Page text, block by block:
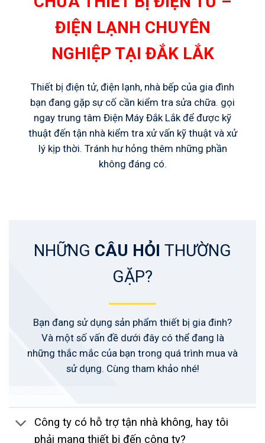
ĐIỆN LẠNH CHUYÊN
NGHIỆP TẠI ĐẮK LẮK
Thiết bị điện tử, điện lạnh, nhà bếp của gia đình
bạn đang gặp sự cố cần kiểm tra sửa chữa. gọi
ngay trung tâm Điện Máy Đắk Lắk để được kỹ
thuật đến tận nhà kiểm tra xử vấn kỹ thuật và xử
lý kịp thời. Tránh hư hỏng thêm những phần
không đáng có.
NHỮNG CÂU HỎI THƯỜNG
GẶP?
Bạn đang sử dụng sản phẩm thiết bị gia đinh?
Và một số vấn đề dưới đây có thể đang là
những thắc mắc của bạn trong quá trình mua và
sử dụng. Cùng tham khảo nhé!
Công ty có hỗ trợ tận nhà không, hay tôi
phải mang thiết bị đến công ty?